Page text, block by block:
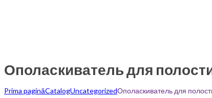
Ополаскиватель для
Prima paginăCatalogUncategorizedОполаскиватель для